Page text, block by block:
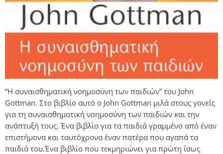
“Η συναισθηματική νοημοσύνη των παιδιών” του John
Gottman. Στο βιβλίο αυτό ο John Gottman μιλά στους γονείς
για τη συναισθηματική νοημοσύνη των παιδιών και την
ανάπτυξή τους. Ένα βιβλίο για τα παιδιά γραμμένο από έναν
επιστήμονα και ταυτόχρονα έναν πατέρα που αγαπά τα
παιδιά του.Ένα βιβλίο που τεκμηριώνει για πρώτη ίσως